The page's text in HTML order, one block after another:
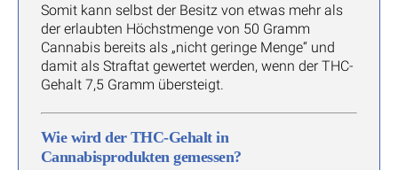
Somit kann selbst der Besitz von etwas mehr als
der erlaubten Höchstmenge von 50 Gramm
Cannabis bereits als „nicht geringe Menge“ und
damit als Straftat gewertet werden, wenn der THC-
Gehalt 7,5 Gramm übersteigt.
Wie wird der THC-Gehalt in
Cannabisprodukten gemessen?